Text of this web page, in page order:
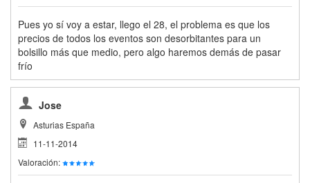
Pues yo sí voy a estar, llego el 28, el problema es que los
precios de todos los eventos son desorbitantes para un
bolsillo más que medio, pero algo haremos demás de pasar
frío
Jose
Asturias España
11-11-2014
Valoración: